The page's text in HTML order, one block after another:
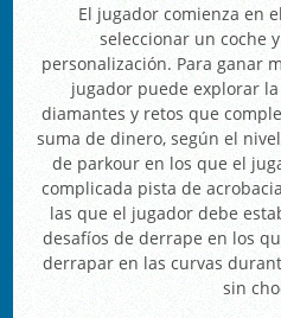
El jugador comienza en
seleccionar un coche
personalización. Para ganar
jugador puede explorar
diamantes y retos que
suma de dinero, según el
de parkour en los que el
complicada pista de
las que el jugador debe
desafíos de derrape en los
derrapar en las curvas
sin